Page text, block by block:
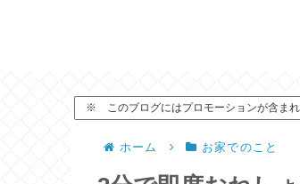
※ このブログにはプロモーションが含まれ
ホーム お家でのこと